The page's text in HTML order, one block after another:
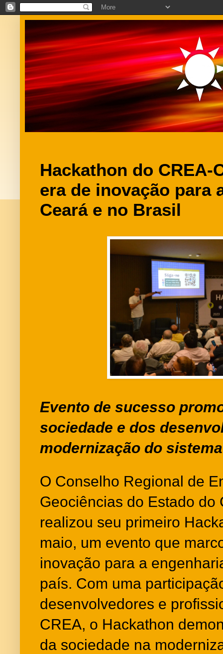
Hackathon do CREA-
era de inovação para
Ceará e no Brasil
Evento de sucesso
sociedade e dos
modernização do
O Conselho Regional de
Geociências do Estado do
realizou seu primeiro
maio, um evento que
inovação para a
país. Com uma
desenvolvedores e
CREA, o Hackathon
da sociedade na